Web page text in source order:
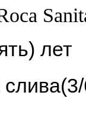
лет